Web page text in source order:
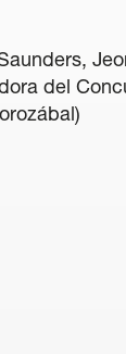
Patrocinio
del